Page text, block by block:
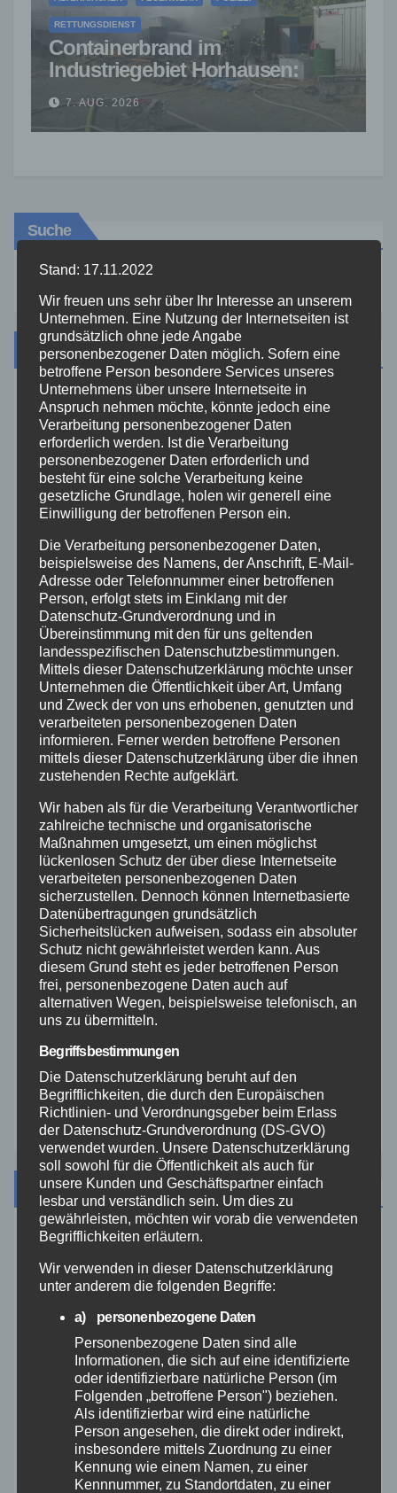
RETTUNGSDIENST
Containerbrand im
Industriegebiet Horhausen:
Feuerwehr verhindert weitere
Ausbreitung
7. AUG. 2026
Suche
Kategorien
Aktuelles
Allgemein
Altenkirchen
Bundespolizei
Feuerwehr
Hilfsorganisationen
Mayen-Koblenz
Neuwied
Polizei
Rettungsdienst
Rhein-Lahn
THW
Veranstaltungen
Video
Westerwald
Zoll
Archiv
August 2026
Juli 2026
Juni 2026
Mai 2026
April 2026
März 2026
Stand: 17.11.2022
Wir freuen uns sehr über Ihr Interesse an unserem
Unternehmen. Eine Nutzung der Internetseiten ist
grundsätzlich ohne jede Angabe
personenbezogener Daten möglich. Sofern eine
betroffene Person besondere Services unseres
Unternehmens über unsere Internetseite in
Anspruch nehmen möchte, könnte jedoch eine
Verarbeitung personenbezogener Daten
erforderlich werden. Ist die Verarbeitung
personenbezogener Daten erforderlich und
besteht für eine solche Verarbeitung keine
gesetzliche Grundlage, holen wir generell eine
Einwilligung der betroffenen Person ein.
Die Verarbeitung personenbezogener Daten,
beispielsweise des Namens, der Anschrift, E-Mail-
Adresse oder Telefonnummer einer betroffenen
Person, erfolgt stets im Einklang mit der
Datenschutz-Grundverordnung und in
Übereinstimmung mit den für uns geltenden
landesspezifischen Datenschutzbestimmungen.
Mittels dieser Datenschutzerklärung möchte unser
Unternehmen die Öffentlichkeit über Art, Umfang
und Zweck der von uns erhobenen, genutzten und
verarbeiteten personenbezogenen Daten
informieren. Ferner werden betroffene Personen
mittels dieser Datenschutzerklärung über die ihnen
zustehenden Rechte aufgeklärt.
Wir haben als für die Verarbeitung Verantwortlicher
zahlreiche technische und organisatorische
Maßnahmen umgesetzt, um einen möglichst
lückenlosen Schutz der über diese Internetseite
verarbeiteten personenbezogenen Daten
sicherzustellen. Dennoch können Internetbasierte
Datenübertragungen grundsätzlich
Sicherheitslücken aufweisen, sodass ein absoluter
Schutz nicht gewährleistet werden kann. Aus
diesem Grund steht es jeder betroffenen Person
frei, personenbezogene Daten auch auf
alternativen Wegen, beispielsweise telefonisch, an
uns zu übermitteln.
Begriffsbestimmungen
Die Datenschutzerklärung beruht auf den
Begrifflichkeiten, die durch den Europäischen
Richtlinien- und Verordnungsgeber beim Erlass
der Datenschutz-Grundverordnung (DS-GVO)
verwendet wurden. Unsere Datenschutzerklärung
soll sowohl für die Öffentlichkeit als auch für
unsere Kunden und Geschäftspartner einfach
lesbar und verständlich sein. Um dies zu
gewährleisten, möchten wir vorab die verwendeten
Begrifflichkeiten erläutern.
Wir verwenden in dieser Datenschutzerklärung
unter anderem die folgenden Begriffe:
a) personenbezogene Daten
Personenbezogene Daten sind alle
Informationen, die sich auf eine identifizierte
oder identifizierbare natürliche Person (im
Folgenden „betroffene Person") beziehen.
Als identifizierbar wird eine natürliche
Person angesehen, die direkt oder indirekt,
insbesondere mittels Zuordnung zu einer
Kennung wie einem Namen, zu einer
Kennnummer, zu Standortdaten, zu einer